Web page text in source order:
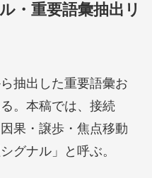
・重要語彙抽出リ
抽出した重要語彙お
。本稿では、接続
果・譲歩・焦点移動
グナル」と呼ぶ。